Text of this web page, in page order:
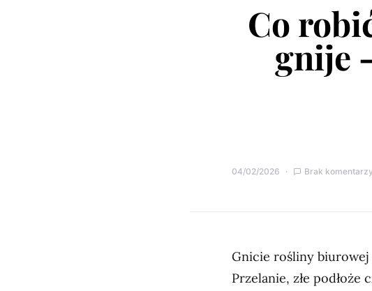
Co
gnije
04/02/2026 Brak komentarzy
Gnicie rośliny biurowej
Przelanie, złe